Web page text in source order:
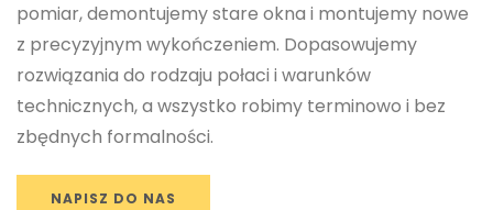
pomiar, demontujemy stare okna i montujemy nowe
z precyzyjnym wykończeniem. Dopasowujemy
rozwiązania do rodzaju połaci i warunków
technicznych, a wszystko robimy terminowo i bez
zbędnych formalności.
NAPISZ DO NAS